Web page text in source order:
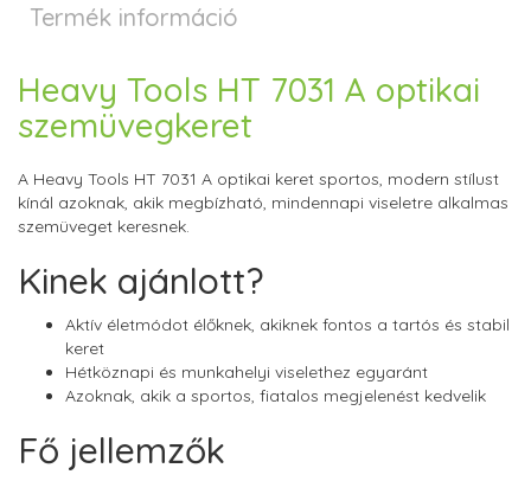
Termék információ
Heavy Tools HT 7031 A optikai
szemüvegkeret
A Heavy Tools HT 7031 A optikai keret sportos, modern stílust
kínál azoknak, akik megbízható, mindennapi viseletre alkalmas
szemüveget keresnek.
Kinek ajánlott?
Aktív életmódot élőknek, akiknek fontos a tartós és stabil
keret
Hétköznapi és munkahelyi viselethez egyaránt
Azoknak, akik a sportos, fiatalos megjelenést kedvelik
Fő jellemzők